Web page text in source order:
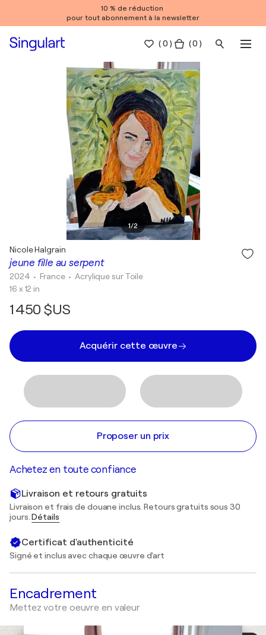
10 % de réduction
pour tout abonnement à la newsletter
(0 ) ( 0 )
1/2
jeune fille au serpent
Nicole Halgrain
2024 • France •Acrylique sur Toile
16 x 12 in
1 450 $US
Acquérir cette œuvre
Proposer un prix
Achetez en toute confiance
Livraison et retours gratuits
Livraison et frais de douane inclus. Retours gratuits sous 30
jours.Détails
Certificat d'authenticité
Signé et inclus avec chaque œuvre d'art
Encadrement
Mettez votre oeuvre en valeur